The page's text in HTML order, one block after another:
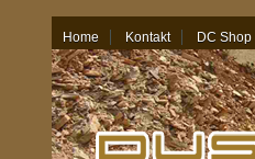
Home Kontakt DC Shop
08.08.26 - 10:47